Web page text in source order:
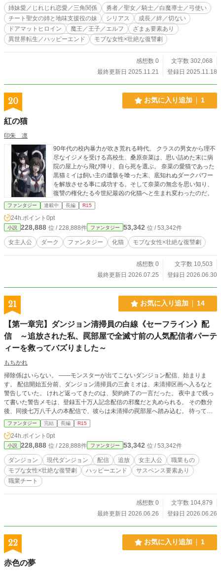
て生きてきた“おまけ”の白魔導士が、 やがて世界を支え
る“要”になるまでの物語。 ――どうやら、私がいないと世界
が詰むようです。 ※チート級聖女の姉と、地味で無自覚だ
が“最強”支援役に成長する妹のバディ。 ※本作の章構成：
第一章：アカデミー編 32話 第二章：討伐軍編 32話
う」にも掲載（異世界転生・恋愛12位） ※ アルファポリス完
姉妹愛／じれじれ恋愛／三角関係
勇者／聖女／騎士／白魔導士／弓使い
チート聖女の姉と地味支援役の妹
シリアス
成長／絆／切ない
ドアマットヒロイン
魔王／王子／エルフ
ざまぁ要素あり
異世界転生／ハッピーエンド
モブな女性×壮絶な復讐劇
感想数 0
文字数 302,068
最終更新日 2025.11.21
登録日 2025.11.18
20 お気に入り追加 1
紅の猫
印朱 凛
90年代の校内暴力が吹き荒れる時代。 クラスの男女から理不
尽なイジメを受ける高校生、桑原奈菜は、思い詰めた末に病
院の屋上から飛び降り、自ら死を選ぶ。 奈菜の愛猫であった
黒猫ミイは飼い主の遺骸を喰った末、底知れぬダークパワー
を解放させる事に成功する。そして奈菜の無念を思い知り、
復讐の権化たる今世紀最凶の化猫へと生まれ変わったのだ。
ファンタジー 連載中 長編 R15
24h.ポイント 0pt
小説 228,888 位 / 228,888件 ファンタジー 53,342 位 / 53,342件
女主人公 ダーク ファンタジー 化猫 モブな女性×壮絶な復讐劇
感想数 0
文字数 10,503
最終更新日 2026.07.25
登録日 2026.06.30
21 お気に入り追加 14
【第一章完】ダンジョン清掃員の白線《セーフライン》配
信 ～追放された私、罠部屋で全滅寸前の人気配信者パーテ
ィーを救ってバズりました～
もちかれ
掃除係はいらない。 ――モンスターが出てこないダンジョン配信、始まりま
す。 配信開始五分前、ダンジョン清掃員の三倉ミオは、未清掃区画へ入るなと
警告していた。 けれど返ってきたのは、契約終了の一言だった。 夜中まで残っ
て書いた警告メモは、登録五十万人記念配信の邪魔だと丸められる。 その数分
後、同接七万八千人の本配信で、彼らは未清掃の罠部屋へ踏み込む。 待ってい
たのは、逃げ道を塞ぐ連動式の罠。 救助は間に合わない。 コメントでも止めら
れない。 逃げた先にも、次の仕掛けが待っている。 その配信画面に、ミオの白
線が浮かぶ。 線の外側で、罠が次々と作動する。 元仲間たちは、もうその線を
無視できない。 七万八千人の前で、「いらない」はずだった掃除係の白線だけ
が、生き残る道になる。 線が一人ずつ助けるたび、疑っていたコメント欄もそ
の線を追い始める。 だが救助配信の奥には、申請図面にない黒いゲートが映っ
ていた。 一度きりの救助では終わらない。 ミオの武器は、剣でも魔法でもな
い。罠と汚染を読む、清掃の技術だ。 その白線と清掃ログが、消された事故映
ファンタジー 完結 長編 R15
24h.ポイント 0pt
小説 228,888 位 / 228,888件 ファンタジー 53,342 位 / 53,342件
ダンジョン 現代ダンジョン 配信 追放 女主人公
職業もの
モブな女性×壮絶な復讐劇
ハッピーエンド
サスペンス要素あり
職業チート
感想数 0
文字数 104,879
最終更新日 2026.06.26
登録日 2026.06.26
22 お気に入り追加 1
赤色の夢